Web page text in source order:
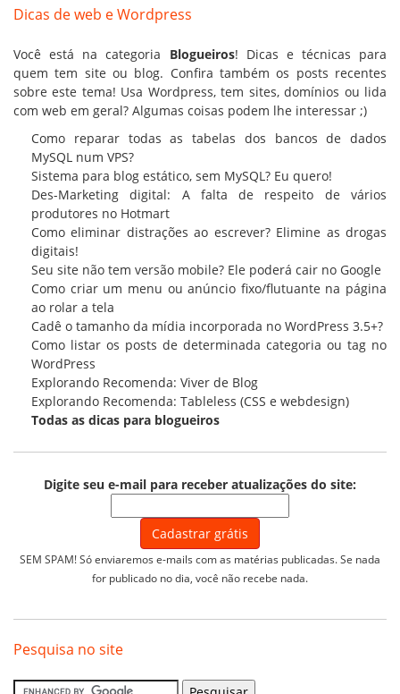
Dicas de web e Wordpress
Você está na categoria Blogueiros! Dicas e técnicas para
quem tem site ou blog. Confira também os posts recentes
sobre este tema! Usa Wordpress, tem sites,domínios ou lida
com web em geral? Algumas coisas podem lhe interessar ;)
Como reparar todas as tabelas dos bancos de dados
MySQL num VPS?
Sistema para blog estático, sem MySQL? Eu quero!
Des-Marketing digital: A falta de respeito de vários
produtores no Hotmart
Como eliminar distrações ao escrever? Elimine as drogas
digitais!
Seu site não tem versão mobile? Ele poderá cair no Google
Como criar um menu ou anúncio fixo/flutuante na página
ao rolar a tela
Cadê o tamanho da mídia incorporada no WordPress 3.5+?
Como listar os posts de determinada categoria ou tag no
WordPress
Explorando Recomenda: Viver de Blog
Explorando Recomenda: Tableless (CSS e webdesign)
Todas as dicas para blogueiros
Digite seu e-mail para receber atualizações do site:
SEM SPAM! Só enviaremos e-mails com as matérias publicadas. Se nada
for publicado no dia, você não recebe nada.
Pesquisa no site